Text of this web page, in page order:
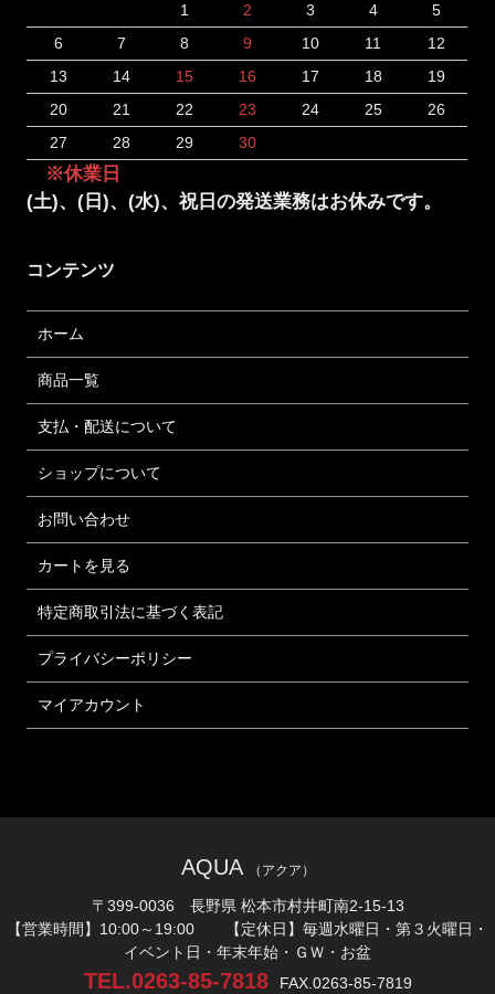
1
2 3 4
5
6
7 8 9 10 11
12
13
14 15 16 17 18
19
20
21 22 23 24 25
26
27
28 29 30
※休業日
(土)、(日)、(水)、祝日の発送業務はお休みです。
コンテンツ
ホーム
商品一覧
支払・配送について
ショップについて
お問い合わせ
カートを見る
特定商取引法に基づく表記
プライバシーポリシー
マイアカウント
AQUA （アクア）
〒399-0036 長野県 松本市村井町南2-15-13
【営業時間】10:00～19:00 【定休日】毎週水曜日・第３火曜日・
イベント日・年末年始・ＧＷ・お盆
TEL.0263-85-7818 FAX.0263-85-7819